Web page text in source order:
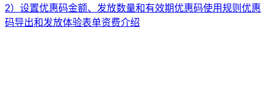
2）设置优惠码金额、发放数量和有效期优惠码使用规则优惠
码导出和发放体验表单资费介绍